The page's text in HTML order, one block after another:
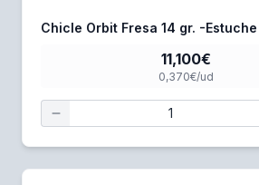
Chicle Orbit Fresa 14 gr. -
11,100€
0,370€/ud